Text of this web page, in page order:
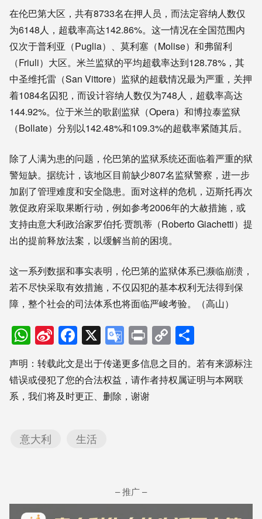
在伦巴第大区，共有8733名在押人员，而法定容纳人数仅
为6148人，超载率高达142.86%。这一情况在全国范围内
仅次于普利亚（Puglia）、莫利塞（Molise）和弗留利
（Friuli）大区。米兰监狱的平均超载率达到128.78%，其
中圣维托雷（San Vittore）监狱的超载情况最为严重，关押
着1084名囚犯，而设计容纳人数仅为748人，超载率高达
144.92%。位于米兰的歌剧监狱（Opera）和博拉泰监狱
（Bollate）分别以142.48%和109.3%的超载率紧随其后。
除了人满为患的问题，伦巴第的监狱系统还面临着严重的狱
警短缺。据统计，该地区目前缺少807名监狱警察，进一步
加剧了管理难度和安全隐患。面对这样的危机，迈斯托再次
敦促政府采取果断行动，例如参考2006年的大赦措施，或
支持由意大利政治家罗伯托·贾凯蒂（Roberto Giachetti）提
出的提前释放法案，以缓解当前的困境。
这一系列数据和事实表明，伦巴第的监狱体系已濒临崩溃，
若不尽快采取有效措施，不仅囚犯的基本权利无法得到保
障，整个社会的司法体系也将面临严峻考验。（高山）
WhatsApp
Sina
Weibo
Facebook
X Google
Translate
PrintCopy
Link享
声明：转载此文是出于传递更多信息之目的。若有来源标注
错误或侵犯了您的合法权益，请作者持权属证明与本网联
系，我们将及时更正、删除，谢谢
意大利 生活
– 推广 –